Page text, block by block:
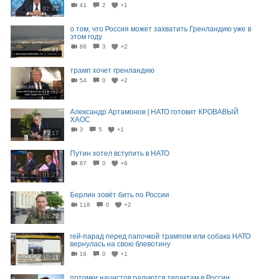
02:47
41 2 +1
00:41
о том, что Россия может захватить Гренландию уже в
этом году
86 3 +2
01:32
трамп хочет гренландию
54 0 +2
31:17
Александр Артамонов | НАТО готовит КРОВАВЫЙ
ХАОС
3 5 +1
01:27
Путин хотел вступить в НАТО
87 0 +6
01:22
Берлин зовёт бить по России
118 0 +2
10:31
гей-парад перед папочкой трампом или собака НАТО
вернулась на свою блевотину
16 0 +1